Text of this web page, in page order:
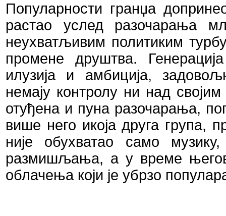
Популарности гранџа
растао услед разочарања
неухватљивим политиким
промене друштва.
илузија и амбиција,
немају контролу ни над
отуђена и пуна разочарања,
више него икоја друга група,
није обухватао само
размишљања, а у време
облачења који је убрзо